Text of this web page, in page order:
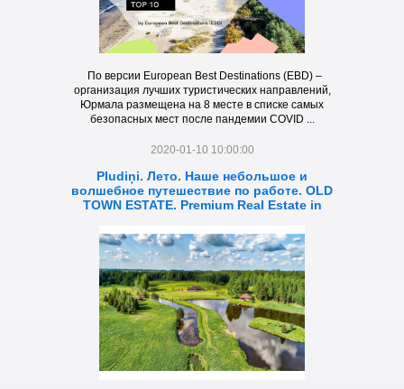
По версии European Best Destinations (EBD) –
организация лучших туристических направлений,
Юрмала размещена на 8 месте в списке самых
безопасных мест после пандемии COVID ...
2020-01-10 10:00:00
Pludiņi. Лето. Наше небольшое и
волшебное путешествие по работе. OLD
TOWN ESTATE. Premium Real Estate in